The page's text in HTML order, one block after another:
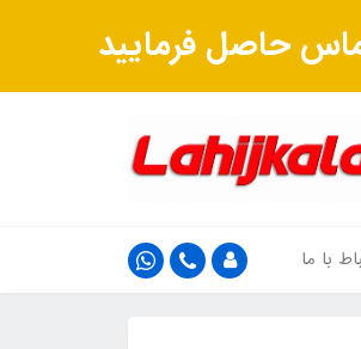
حاصل فرمایید
با ما